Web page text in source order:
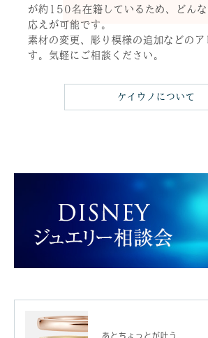
が約150名在籍しているため、どん
応えが可能です。
素材の変更、彫り模様の追加などのア
す。気軽にご相談ください。
ケイウノについて
あとちょっとが叶う